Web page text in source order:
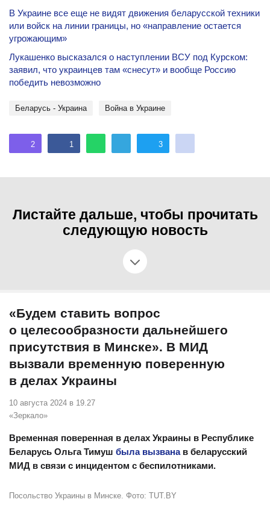
В Украине все еще не видят движения беларусской техники
или войск на линии границы, но «направление остается
угрожающим»
Лукашенко высказался о наступлении ВСУ под Курском:
заявил, что украинцев там «снесут» и вообще Россию
победить невозможно
Беларусь - Украина Война в Украине
2 1 3
Листайте дальше, чтобы прочитать
следующую новость